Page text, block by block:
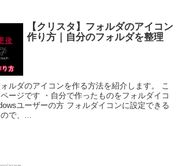
【クリスタ】フォルダのアイコン
作り方｜自分のフォルダを整理
ルダのアイコンを作る方法を紹介します。 こ
ージです ・自分で作ったものをフォルダイコ
ユーザーの方 フォルダイコンに設定できる
で、...